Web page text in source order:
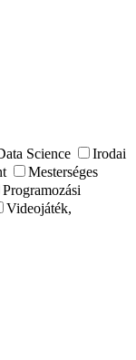
Science
Irodai
Mesterséges
Programozási
Videojáték,